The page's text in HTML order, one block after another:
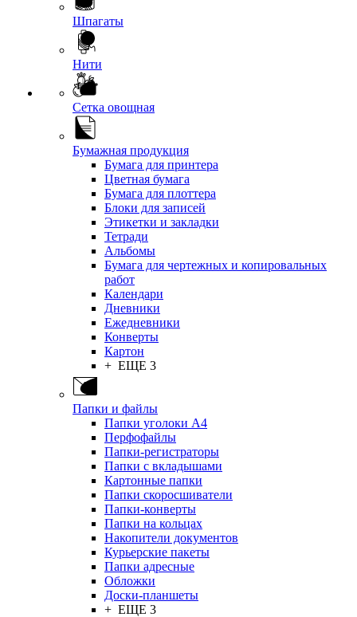
Шпагаты
Нити
Сетка овощная
Бумажная продукция
Бумага для принтера
Цветная бумага
Бумага для плоттера
Блоки для записей
Этикетки и закладки
Тетради
Альбомы
Бумага для чертежных и копировальных
работ
Календари
Дневники
Ежедневники
Конверты
Картон
+ ЕЩЕ 3
Папки и файлы
Папки уголоки А4
Перфофайлы
Папки-регистраторы
Папки с вкладышами
Картонные папки
Папки скоросшиватели
Папки-конверты
Папки на кольцах
Накопители документов
Курьерские пакеты
Папки адресные
Обложки
Доски-планшеты
+ ЕЩЕ 3